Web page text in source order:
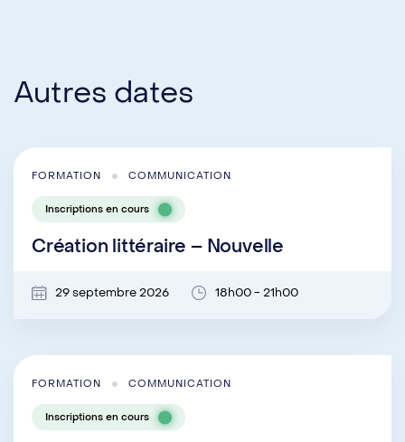
Autres dates
FORMATION COMMUNICATION
Inscriptions en cours
Création littéraire – Nouvelle
29 septembre 2026 18h00 - 21h00
FORMATION COMMUNICATION
Inscriptions en cours